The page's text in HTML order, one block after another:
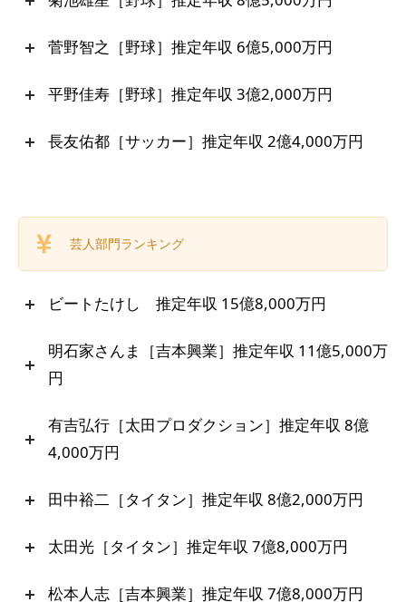
菅野智之［野球］推定年収 6億5,000万円
平野佳寿［野球］推定年収 3億2,000万円
長友佑都［サッカー］推定年収 2億4,000万円
芸人部門ランキング
ビートたけし 推定年収 15億8,000万円
明石家さんま［吉本興業］推定年収 11億5,000万
円
有吉弘行［太田プロダクション］推定年収 8億
4,000万円
田中裕二［タイタン］推定年収 8億2,000万円
太田光［タイタン］推定年収 7億8,000万円
松本人志［吉本興業］推定年収 7億8,000万円